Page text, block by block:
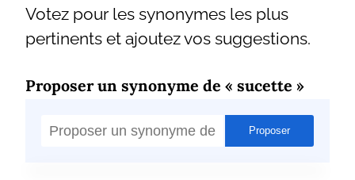
Votez pour les synonymes les plus
pertinents et ajoutez vos suggestions.
Proposer un synonyme de « sucette »